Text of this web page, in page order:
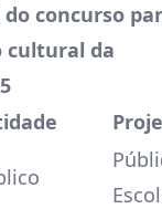
concurso
cultural da